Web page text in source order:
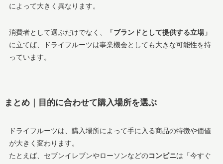
によって大きく異なります。
消費者として選ぶだけでなく、
「ブランドとして提供する立場」
に立てば、ドライフルーツは事業機会としても大きな可能性を持
っています。
まとめ｜目的に合わせて購入場所を選ぶ
ドライフルーツは、購入場所によって手に入る商品の特徴や価値
が大きく変わります。
たとえば、セブンイレブンやローソンなどのコンビニは「今すぐ